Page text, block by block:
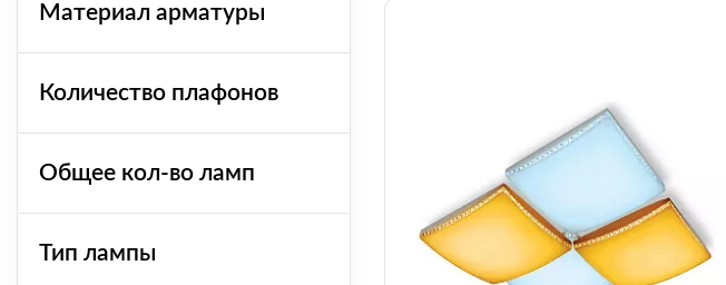
Материал арматуры
Количество плафонов
Общее кол-во ламп
Тип лампы